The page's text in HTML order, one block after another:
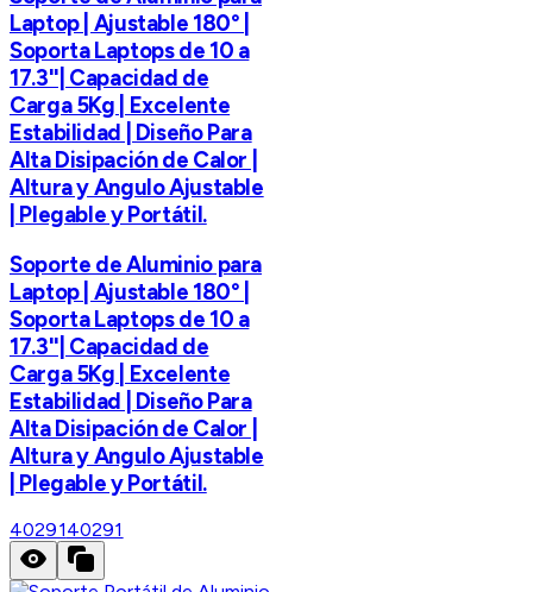
Laptop | Ajustable 180° |
Soporta Laptops de 10 a
17.3''| Capacidad de
Carga 5Kg | Excelente
Estabilidad | Diseño Para
Alta Disipación de Calor |
Altura y Angulo Ajustable
| Plegable y Portátil.
Soporte de Aluminio para
Laptop | Ajustable 180° |
Soporta Laptops de 10 a
17.3''| Capacidad de
Carga 5Kg | Excelente
Estabilidad | Diseño Para
Alta Disipación de Calor |
Altura y Angulo Ajustable
| Plegable y Portátil.
4029140291